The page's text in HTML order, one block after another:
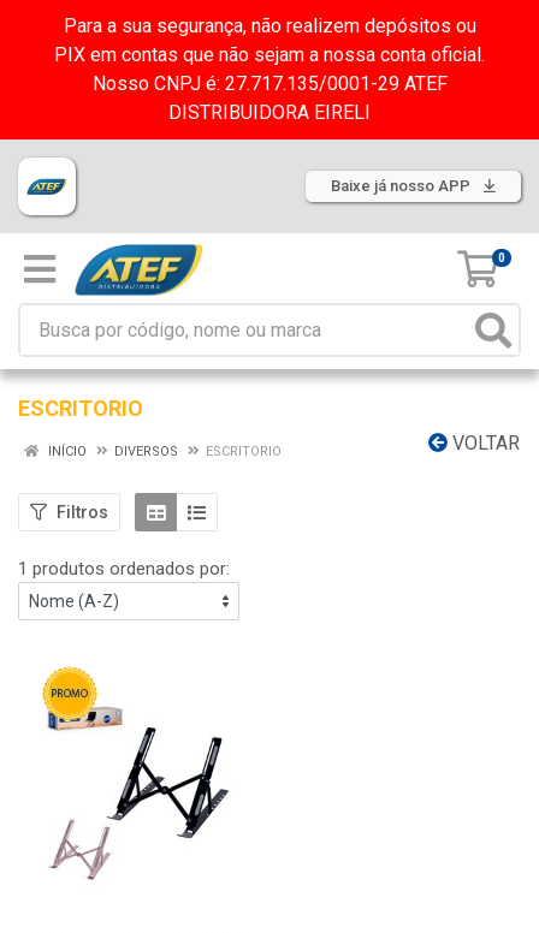
Para a sua segurança, não realizem depósitos ou
PIX em contas que não sejam a nossa conta oficial.
Nosso CNPJ é: 27.717.135/0001-29 ATEF
DISTRIBUIDORA EIRELI
Baixe já nosso APP
0
ESCRITORIO
VOLTAR
INÍCIO DIVERSOS ESCRITORIO
Filtros
1 produtos ordenados por: